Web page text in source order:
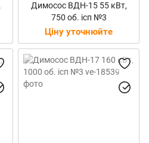
Димосос ВДН-15 55 кВт,
750 об. ісп №3
Ціну уточнюйте